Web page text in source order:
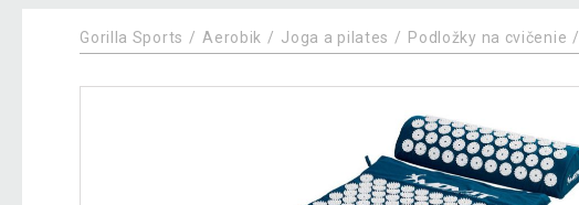
Gorilla Sports Aerobik Joga a pilates Podložky na cvičenie